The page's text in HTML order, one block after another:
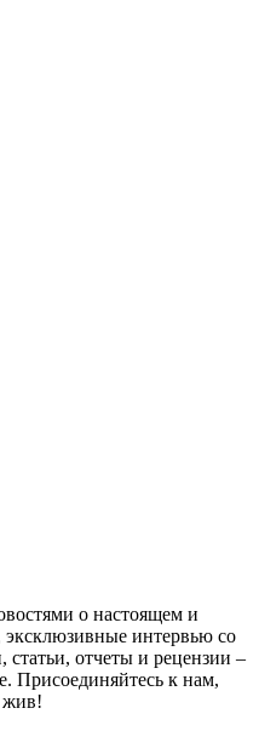
о настоящем и
интервью со
отчеты и рецензии –
Присоединяйтесь к нам,
жив!